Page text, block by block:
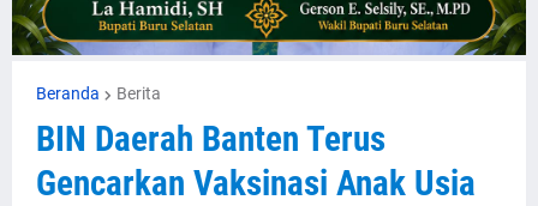
Beranda Berita
BIN Daerah Banten Terus
Gencarkan Vaksinasi Anak Usia